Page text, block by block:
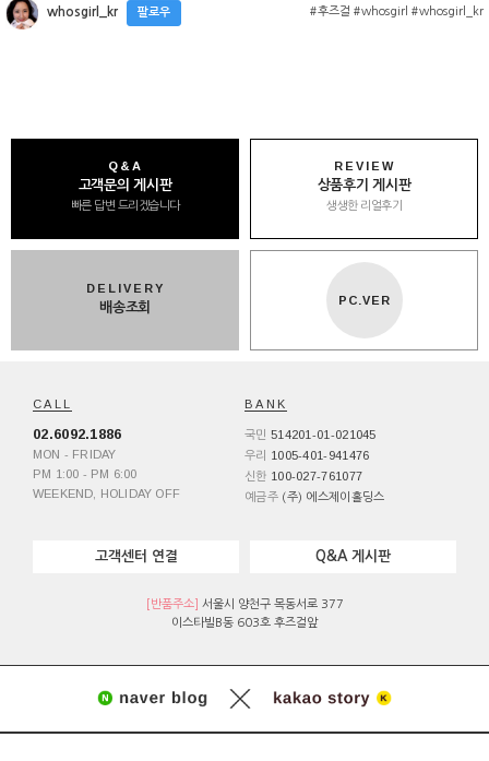
whosgirl_kr 팔로우 #후즈걸 #whosgirl #whosgirl_kr
Q&A
고객문의 게시판
빠른 답변 드리겠습니다
REVIEW
상품후기 게시판
생생한 리얼후기
DELIVERY
배송조회 PC.VER
CALL
02.6092.1886
MON - FRIDAY
PM 1:00 - PM 6:00
WEEKEND, HOLIDAY OFF
BANK
국민 514201-01-021045
우리 1005-401-941476
신한 100-027-761077
예금주 (주) 에스제이홀딩스
고객센터 연결 Q&A 게시판
[반품주소]
서울시 양천구 목동서로 377
이스타빌B동 603호 후즈걸앞